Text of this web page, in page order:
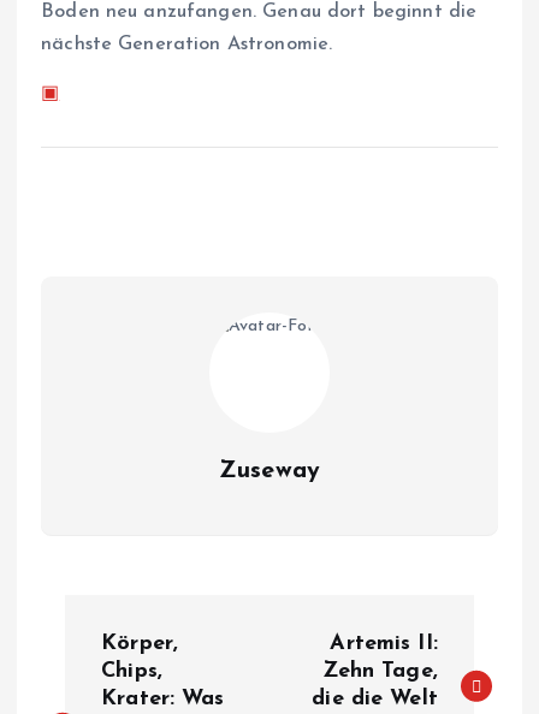
Boden neu anzufangen. Genau dort beginnt die
nächste Generation Astronomie.
▣
Zuseway
Körper,
Chips,
Krater: Was
Artemis II:
Zehn Tage,
die die Welt